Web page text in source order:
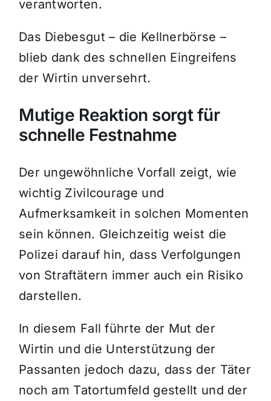
verantworten.
Das Diebesgut – die Kellnerbörse –
blieb dank des schnellen Eingreifens
der Wirtin unversehrt.
Mutige Reaktion sorgt für
schnelle Festnahme
Der ungewöhnliche Vorfall zeigt, wie
wichtig Zivilcourage und
Aufmerksamkeit in solchen Momenten
sein können. Gleichzeitig weist die
Polizei darauf hin, dass Verfolgungen
von Straftätern immer auch ein Risiko
darstellen.
In diesem Fall führte der Mut der
Wirtin und die Unterstützung der
Passanten jedoch dazu, dass der Täter
noch am Tatortumfeld gestellt und der